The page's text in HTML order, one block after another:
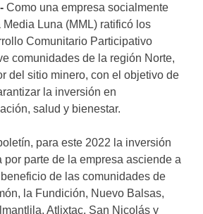
Como una empresa socialmente
Luna (MML) ratificó los
Comunitario Participativo
comunidades de la región Norte,
del sitio minero, con el objetivo de
la inversión en
salud y bienestar.
para este 2022 la inversión
por parte de la empresa asciende a
de las comunidades de
la Fundición, Nuevo Balsas,
Atlixtac, San Nicolás y